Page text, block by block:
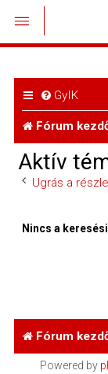
GyIK
Fórum
Aktív
Ugrás a
Nincs a
Fórum
Powered by